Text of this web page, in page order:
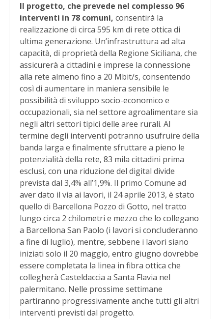
Il progetto, che prevede nel complesso 96
interventi in 78 comuni, consentirà la
realizzazione di circa 595 km di rete ottica di
ultima generazione. Un’infrastruttura ad alta
capacità, di proprietà della Regione Siciliana, che
assicurerà a cittadini e imprese la connessione
alla rete almeno fino a 20 Mbit/s, consentendo
così di aumentare in maniera sensibile le
possibilità di sviluppo socio-economico e
occupazionali, sia nel settore agroalimentare sia
negli altri settori tipici delle aree rurali. Al
termine degli interventi potranno usufruire della
banda larga e finalmente sfruttare a pieno le
potenzialità della rete, 83 mila cittadini prima
esclusi, con una riduzione del digital divide
prevista dal 3,4% all’1,9%. Il primo Comune ad
aver dato il via ai lavori, il 24 aprile 2013, è stato
quello di Barcellona Pozzo di Gotto, nel tratto
lungo circa 2 chilometri e mezzo che lo collegano
a Barcellona San Paolo (i lavori si concluderanno
a fine di luglio), mentre, sebbene i lavori siano
iniziati solo il 20 maggio, entro giugno dovrebbe
essere completata la linea in fibra ottica che
collegherà Casteldaccia a Santa Flavia nel
palermitano. Nelle prossime settimane
partiranno progressivamente anche tutti gli altri
interventi previsti dal progetto.